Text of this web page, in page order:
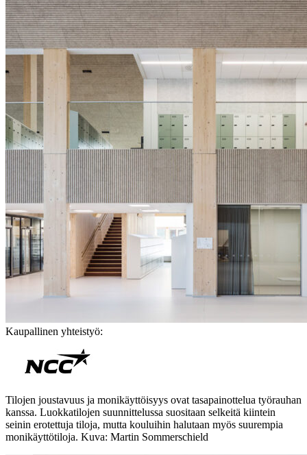
Kaupallinen yhteistyö:
Tilojen joustavuus ja monikäyttöisyys ovat tasapainottelua työrauhan
kanssa. Luokkatilojen suunnittelussa suositaan selkeitä kiintein
seinin erotettuja tiloja, mutta kouluihin halutaan myös suurempia
monikäyttötiloja. Kuva: Martin Sommerschield